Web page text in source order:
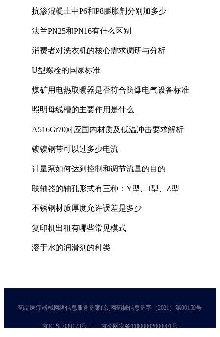
抗渗混凝土中P6和P8膨胀剂分别加多少
法兰PN25和PN16有什么区别
消费者对洗衣机的核心需求调研与分析
U型螺栓的国家标准
煤矿用电热取暖器是否符合防爆电气设备标准
照明母线槽的主要作用是什么
A516Gr70对应国内材质及低温冲击要求解析
镀镍钢带可以过多少电流
计量泵如何达到控制和调节流量的目的
联轴器的轴孔形式有三种：Y型、J型、Z型
不锈钢材质厚度允许误差是多少
复印机出租有哪些常见模式
溶于水的润滑剂的种类
药品医疗器械网络信息服务备案(京)网药械信息备字（2021）第00159号
京ICP证030173号 京公网安备11000002000001号